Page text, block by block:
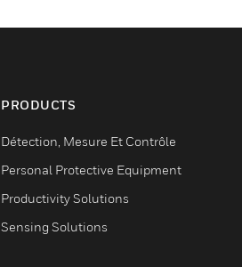
PRODUCTS
Détection, Mesure Et Contrôle
Personal Protective Equipment
Productivity Solutions
Sensing Solutions